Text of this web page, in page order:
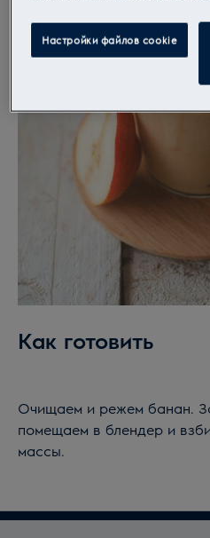
Как готовить
Очищаем и режем банан.
помещаем в блендер и
массы.
Настройки файлов cookie